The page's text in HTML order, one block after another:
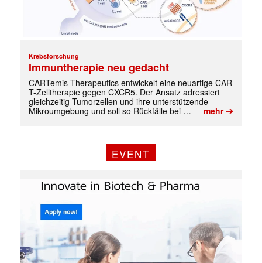
Krebsforschung
Immuntherapie neu gedacht
CARTemis Therapeutics entwickelt eine neuartige CAR
T-Zelltherapie gegen CXCR5. Der Ansatz adressiert
gleichzeitig Tumorzellen und ihre unterstützende
Mikroumgebung und soll so Rückfälle bei …
mehr➔
EVENT